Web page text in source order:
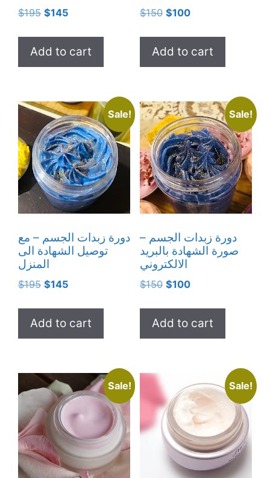
$195 Original
$195.
$145Current
$145.
Add to cart
$150 Original
$150.
$100Current
$100.
Add to cart
Sale!
دورة زبدات الجسم – مع
توصيل الشهادة الى
المنزل
$195 Original
$195.
$145Current
$145.
Add to cart
Sale!
دورة زبدات الجسم –
صورة الشهادة بالبريد
الالكتروني
$150 Original
$150.
$100Current
$100.
Add to cart
Sale! Sale!